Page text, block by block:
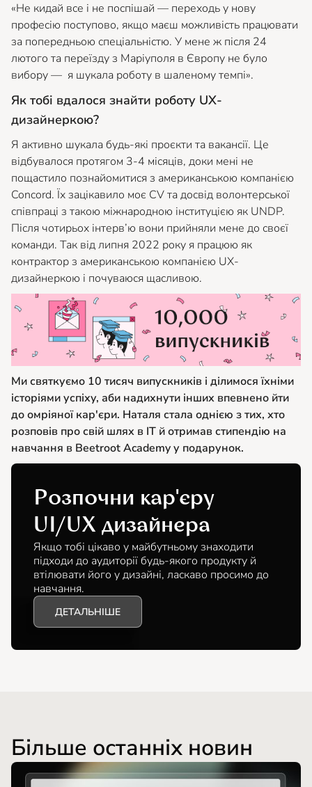
«Не кидай все і не поспішай — переходь у нову
професію поступово, якщо маєш можливість працювати
за попередньою спеціальністю. У мене ж після 24
лютого та переїзду з Маріуполя в Європу не було
вибору — я шукала роботу в шаленому темпі».
Як тобі вдалося знайти роботу UX-
дизайнеркою?
Я активно шукала будь-які проєкти та вакансії. Це
відбувалося протягом 3-4 місяців, доки мені не
пощастило познайомитися з американською компанією
Concord. Їх зацікавило моє CV та досвід волонтерської
співпраці з такою міжнародною інституцією як UNDP.
Після чотирьох інтерв’ю вони прийняли мене до своєї
команди. Так від липня 2022 року я працюю як
контрактор з американською компанією UX-
дизайнеркою і почуваюся щасливою.
Ми святкуємо 10 тисяч випускників і ділимося їхніми
історіями успіху, аби надихнути інших впевнено йти
до омріяної кар'єри. Наталя стала однією з тих, хто
розповів про свій шлях в ІТ й отримав стипендію на
навчання в Beetroot Academy у подарунок.
Розпочни кар'єру
UI/UX дизайнера
Якщо тобі цікаво у майбутньому знаходити
підходи до аудиторії будь-якого продукту й
втілювати його у дизайні, ласкаво просимо до
навчання.
ДЕТАЛЬНІШЕ
Більше останніх новин